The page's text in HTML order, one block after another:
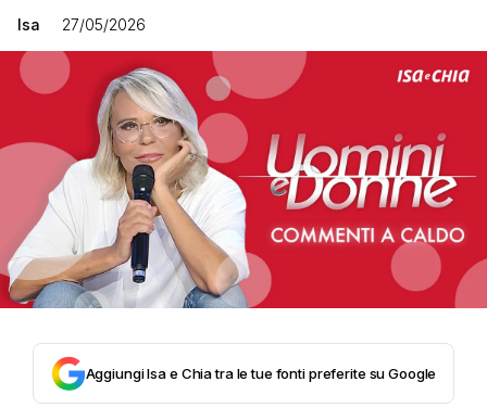
Isa 27/05/2026
Aggiungi Isa e Chia tra le tue fonti preferite su Google